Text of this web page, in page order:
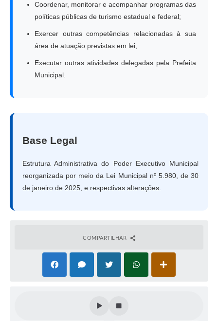
Coordenar, monitorar e acompanhar programas das
políticas públicas de turismo estadual e federal;
Exercer outras competências relacionadas à sua
área de atuação previstas em lei;
Executar outras atividades delegadas pela Prefeita
Municipal.
Base Legal
Estrutura Administrativa do Poder Executivo Municipal
reorganizada por meio da Lei Municipal nº 5.980, de 30
de janeiro de 2025, e respectivas alterações.
COMPARTILHAR